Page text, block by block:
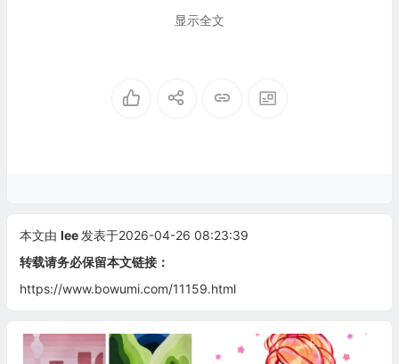
显示全文
本文由 lee 发表于2026-04-26 08:23:39
转载请务必保留本文链接：
https://www.bowumi.com/11159.html